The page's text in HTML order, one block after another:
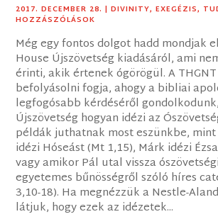
2017. DECEMBER 28. |DIVINITY,EXEGÉZIS,
HOZZÁSZÓLÁSOK
Még egy fontos dolgot hadd mondjak
House Újszövetség kiadásáról, ami
érinti, akik értenek ógörögül. A
befolyásolni fogja, ahogy a bibliai
legfogósabb kérdéséről
Újszövetség hogyan idézi az
példák juthatnak most eszünkbe,
idézi Hóseást (Mt 1,15), Márk idézi
vagy amikor Pál utal vissza
egyetemes bűnösségről szóló híres
3,10-18). Ha megnézzük a Nestle-
látjuk, hogy ezek az idézetek...